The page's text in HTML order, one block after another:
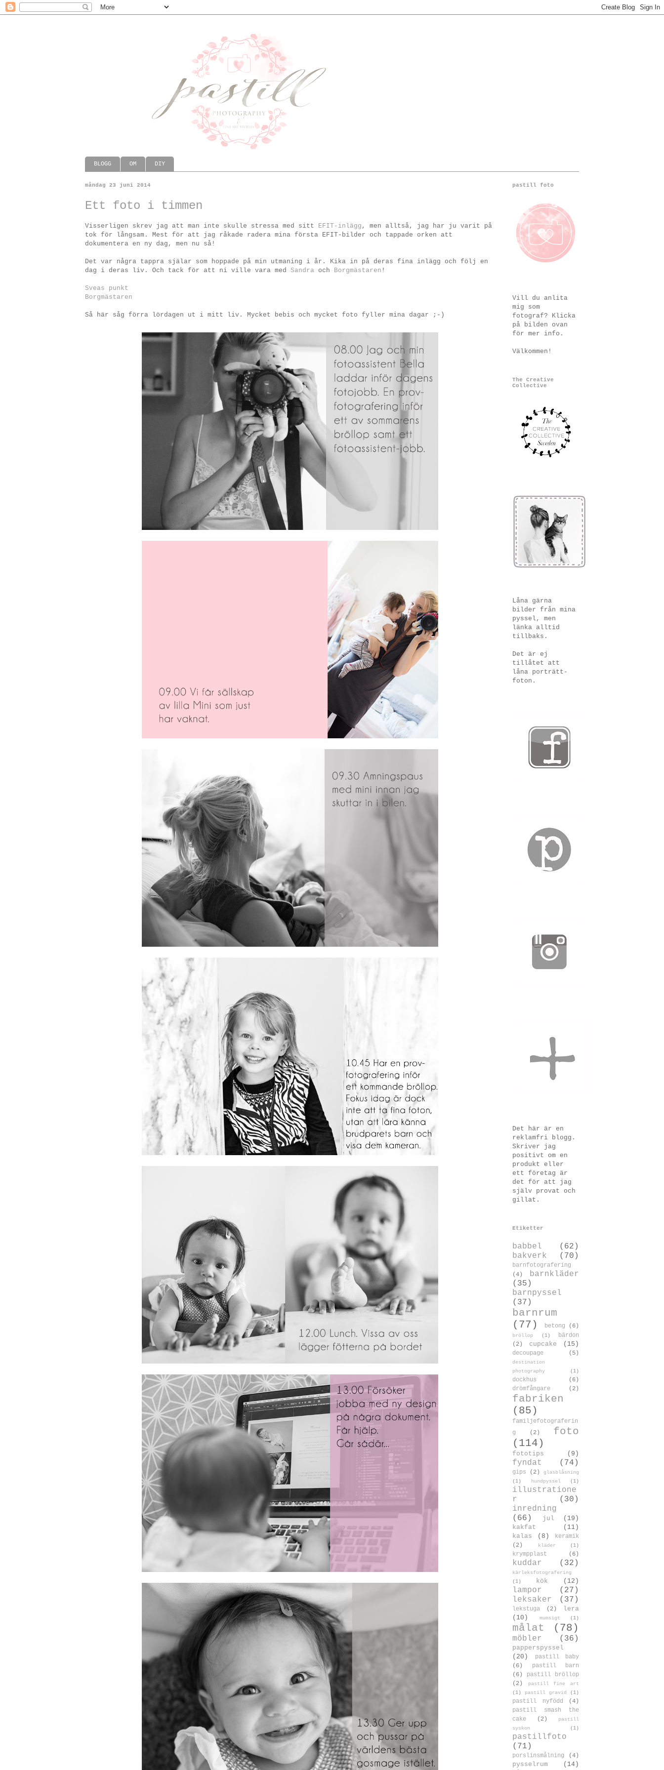
BLOGG OM DIY
måndag 23 juni 2014
Ett foto i timmen
Visserligen skrev jag att man inte skulle stressa med sitt EFIT-inlägg , men alltså, jag har ju varit på
tok för långsam. Mest för att jag råkade radera mina första EFIT-bilder och tappade orken att
dokumentera en ny dag, men nu så!
Det var några tappra själar som hoppade på min utmaning i år. Kika in på deras fina inlägg och följ en
dag i deras liv. Och tack för att ni ville vara med Sandra och Borgmästaren !
Sveas punkt
Borgmästaren
Så här såg förra lördagen ut i mitt liv. Mycket bebis och mycket foto fyller mina dagar ;-)
pastill foto
Vill du anlita
mig som
fotograf? Klicka
på bilden ovan
för mer info.
Välkommen!
The Creative
Collective
Låna gärna
bilder från mina
pyssel, men
länka alltid
tillbaks.
Det är ej
tillåtet att
låna porträtt-
foton.
Det här är en
reklamfri blogg.
Skriver jag
positivt om en
produkt eller
ett företag är
det för att jag
själv provat och
gillat.
Etiketter
babbel
(62)
bakverk
(70)
barnfotografering
(4)
barnkläder
(35)
barnpyssel
(37)
barnrum
(77)
betong (6)
bröllop (1)
bärdon
(2)
cupcake (15)
decoupage (5)
destination
photography
(1)
dockhus
(6)
drömfångare
(2)
fabriken
(85)
familjefotograferin
g
(2)
foto
(114)
fototips (9)
fyndat (74)
gips (2)
glasblåsning
(1)
hundpyssel (1)
illustratione
r
(30)
inredning
(66)
jul
(19)
kakfat
(11)
kalas
(8)
keramik
(2)
kläder (1)
krympplast (6)
kuddar (32)
kärleksfotografering
(1)
kök (12)
lampor
(27)
leksaker
(37)
lekstuga (2)
lera
(10)
mumsigt (1)
målat (78)
möbler (36)
papperspyssel
(20)
pastill baby
(6)
pastill barn
(6)
pastill bröllop
(2)
pastill fine art
(1)
pastill gravid (1)
pastill nyfödd
(4)
pastill smash the
cake
(2)
pastill
syskon
(1)
pastillfoto
(71)
porslinsmålning (4)
pysselrum
(14)